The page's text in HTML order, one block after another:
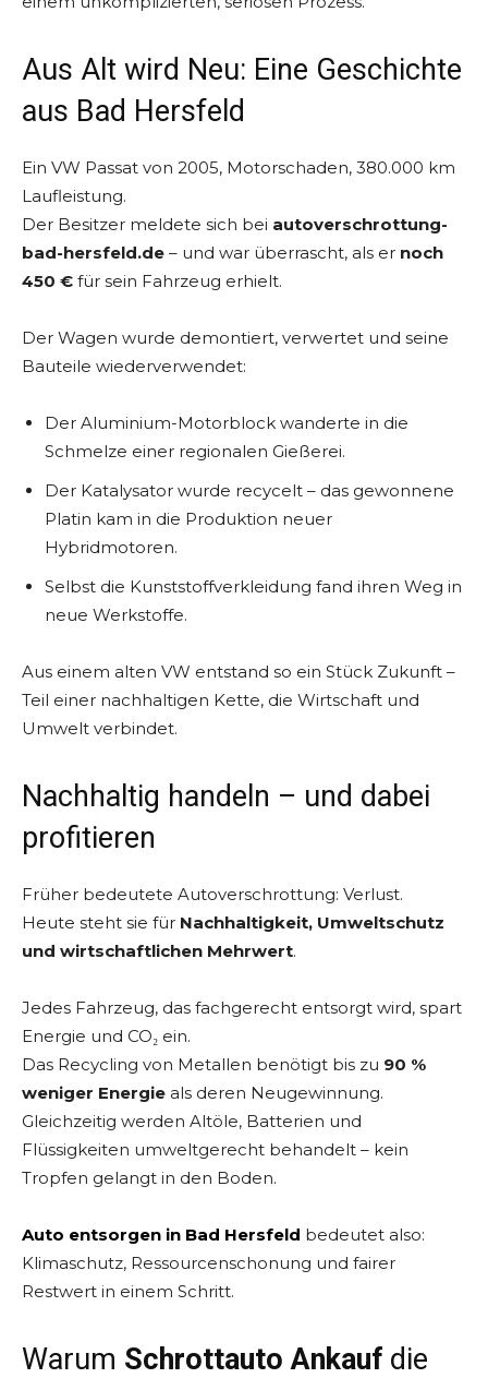
Aus Alt wird Neu: Eine Geschichte
aus Bad Hersfeld
Ein VW Passat von 2005, Motorschaden, 380.000 km
Laufleistung.
Der Besitzer meldete sich bei autoverschrottung-
bad-hersfeld.de – und war überrascht, als er noch
450 € für sein Fahrzeug erhielt.
Der Wagen wurde demontiert, verwertet und seine
Bauteile wiederverwendet:
Der Aluminium-Motorblock wanderte in die
Schmelze einer regionalen Gießerei.
Der Katalysator wurde recycelt – das gewonnene
Platin kam in die Produktion neuer
Hybridmotoren.
Selbst die Kunststoffverkleidung fand ihren Weg in
neue Werkstoffe.
Aus einem alten VW entstand so ein Stück Zukunft –
Teil einer nachhaltigen Kette, die Wirtschaft und
Umwelt verbindet.
Nachhaltig handeln – und dabei
profitieren
Früher bedeutete Autoverschrottung: Verlust.
Heute steht sie für Nachhaltigkeit, Umweltschutz
und wirtschaftlichen Mehrwert.
Jedes Fahrzeug, das fachgerecht entsorgt wird, spart
Energie und CO₂ ein.
Das Recycling von Metallen benötigt bis zu 90 %
weniger Energie als deren Neugewinnung.
Gleichzeitig werden Altöle, Batterien und
Flüssigkeiten umweltgerecht behandelt – kein
Tropfen gelangt in den Boden.
Auto entsorgen in Bad Hersfeld bedeutet also:
Klimaschutz, Ressourcenschonung und fairer
Restwert in einem Schritt.
Warum Schrottauto Ankauf die